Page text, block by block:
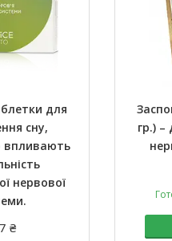
для
сну,
впливають
нервової
₴
гр.) –